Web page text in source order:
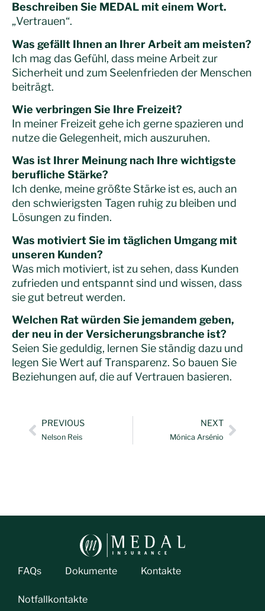
Beschreiben Sie MEDAL mit einem Wort.
„Vertrauen“.
Was gefällt Ihnen an Ihrer Arbeit am meisten?
Ich mag das Gefühl, dass meine Arbeit zur
Sicherheit und zum Seelenfrieden der Menschen
beiträgt.
Wie verbringen Sie Ihre Freizeit?
In meiner Freizeit gehe ich gerne spazieren und
nutze die Gelegenheit, mich auszuruhen.
Was ist Ihrer Meinung nach Ihre wichtigste
berufliche Stärke?
Ich denke, meine größte Stärke ist es, auch an
den schwierigsten Tagen ruhig zu bleiben und
Lösungen zu finden.
Was motiviert Sie im täglichen Umgang mit
unseren Kunden?
Was mich motiviert, ist zu sehen, dass Kunden
zufrieden und entspannt sind und wissen, dass
sie gut betreut werden.
Welchen Rat würden Sie jemandem geben,
der neu in der Versicherungsbranche ist?
Seien Sie geduldig, lernen Sie ständig dazu und
legen Sie Wert auf Transparenz. So bauen Sie
Beziehungen auf, die auf Vertrauen basieren.
PREVIOUS
Nelson Reis
NEXT
Mónica Arsénio
FAQs Dokumente Kontakte
Notfallkontakte